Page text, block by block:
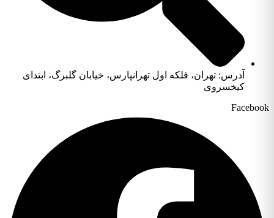
آدرس: تهران، فلکه اول تهرانپارس، خیابان گلبرگ، ابتدای
کیخسروی
Facebook